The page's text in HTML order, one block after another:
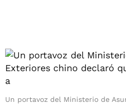
Un portavoz del Ministerio de